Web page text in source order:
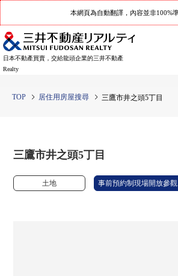
本網頁為自動翻譯，內容並非100%準
日本不動產買賣，交給龍頭企業的三井不動產
Realty
TOP 居住用房屋搜尋 三鷹市井之頭5丁目
三鷹市井之頭5丁目
土地 事前預約制現場開放參觀